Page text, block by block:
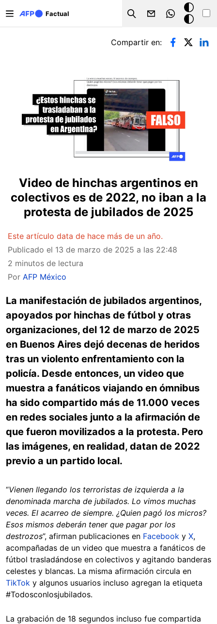
Factual
Search
Modo
oscuro
Solapas principales
Compartir en:
Video de hinchas argentinos en
colectivos es de 2022, no iban a la
protesta de jubilados de 2025
Este artículo data de hace más de un año.
Publicado el 13 de marzo de 2025 a las 22:48
2 minutos de lectura
Por AFP México
La manifestación de jubilados argentinos,
apoyados por hinchas de fútbol y otras
organizaciones, del 12 de marzo de 2025
en Buenos Aires dejó decenas de heridos
tras un violento enfrentamiento con la
policía. Desde entonces, un video que
muestra a fanáticos viajando en ómnibus
ha sido compartido más de 11.000 veces
en redes sociales junto a la afirmación de
que fueron movilizados a la protesta. Pero
las imágenes, en realidad, datan de 2022
previo a un partido local.
“Vienen llegando los terroristas de izquierda a la
denominada marcha de jubilados. Lo vimos muchas
veces. El acarreo de siempre. ¿Quien pagó los micros?
Esos mismos deberán tener que pagar por los
destrozos”, afirman publicaciones en Facebook y X,
acompañadas de un video que muestra a fanáticos de
fútbol trasladándose en colectivos y agitando banderas
celestes y blancas. La misma afirmación circula en
TikTok y algunos usuarios incluso agregan la etiqueta
#Todosconlosjubilados.
La grabación de 18 segundos incluso fue compartida